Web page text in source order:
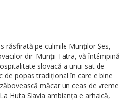
răsfirată pe culmile Munților Șes,
din Munții Tatra, vă întâmpină
slovacă a unui sat de
de popas tradițional în care e bine
măcar un ceas de vreme
Huta Slavia ambianța e arhaică,